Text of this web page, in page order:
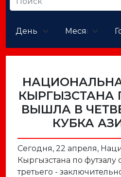
КЫРГЫЗСТАНА
ВЫШЛА В
КУБКА
Сегодня, 22 апреля,
Кыргызстана по футзалу
третьего -